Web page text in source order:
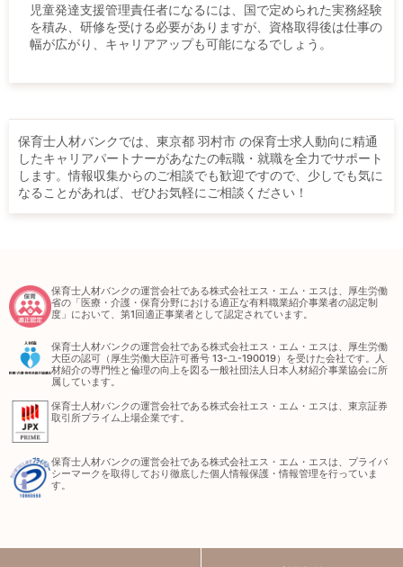
児童発達支援管理責任者になるには、国で定められた実務経験
を積み、研修を受ける必要がありますが、資格取得後は仕事の
幅が広がり、キャリアアップも可能になるでしょう。
保育士人材バンクでは、東京都 羽村市 の保育士求人動向に精通
したキャリアパートナーがあなたの転職・就職を全力でサポート
します。情報収集からのご相談でも歓迎ですので、少しでも気に
なることがあれば、ぜひお気軽にご相談ください！
保育士人材バンクの運営会社である株式会社エス・エム・エスは、厚生労働
省の「医療・介護・保育分野における適正な有料職業紹介事業者の認定制
度」において、第1回適正事業者として認定されています。
保育士人材バンクの運営会社である株式会社エス・エム・エスは、厚生労働
大臣の認可（厚生労働大臣許可番号 13-ユ-190019）を受けた会社です。人
材紹介の専門性と倫理の向上を図る一般社団法人日本人材紹介事業協会に所
属しています。
保育士人材バンクの運営会社である株式会社エス・エム・エスは、東京証券
取引所プライム上場企業です。
保育士人材バンクの運営会社である株式会社エス・エム・エスは、プライバ
シーマークを取得しており徹底した個人情報保護・情報管理を行っていま
す。